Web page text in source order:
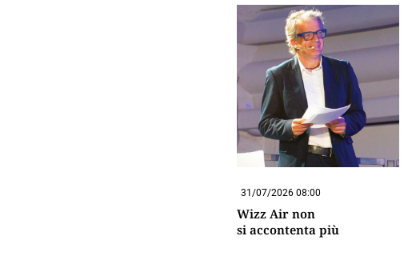
31/07/2026 08:00
Wizz Air non
si accontenta più